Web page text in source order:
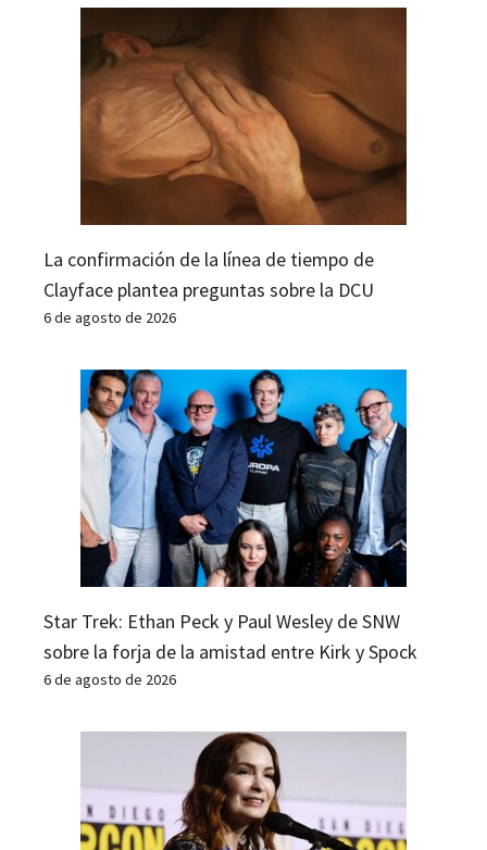
La confirmación de la línea de tiempo de
Clayface plantea preguntas sobre la DCU
6 de agosto de 2026
Star Trek: Ethan Peck y Paul Wesley de SNW
sobre la forja de la amistad entre Kirk y Spock
6 de agosto de 2026